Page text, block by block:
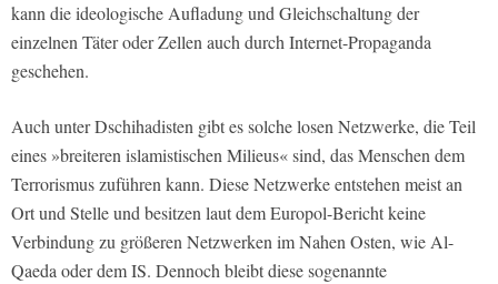
kann die ideologische Aufladung und Gleichschaltung der
einzelnen Täter oder Zellen auch durch Internet-Propaganda
geschehen.
Auch unter Dschihadisten gibt es solche losen Netzwerke, die Teil
eines »breiteren islamistischen Milieus« sind, das Menschen dem
Terrorismus zuführen kann. Diese Netzwerke entstehen meist an
Ort und Stelle und besitzen laut dem Europol-Bericht keine
Verbindung zu größeren Netzwerken im Nahen Osten, wie Al-
Qaeda oder dem IS. Dennoch bleibt diese sogenannte